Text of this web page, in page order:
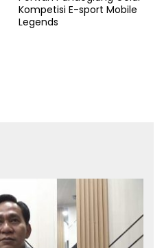
Kompetisi E-sport Mobile
Legends